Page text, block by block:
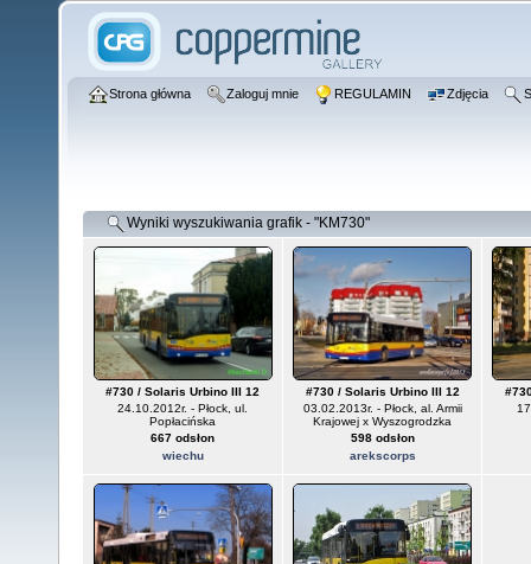
Strona główna Zaloguj mnie REGULAMIN Zdjęcia
Wyniki wyszukiwania grafik - "KM730"
#730 / Solaris Urbino III 12
24.10.2012r. - Płock, ul.
Popłacińska
667 odsłon
wiechu
#730 / Solaris Urbino III 12
03.02.2013r. - Płock, al. Armii
Krajowej x Wyszogrodzka
598 odsłon
arekscorps